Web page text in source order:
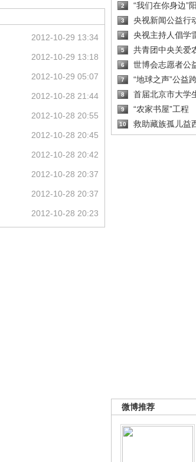
2 “我们在你身边”
3 央视新闻公益
4 央视主持人倡学
5 共青团中央关爱
6 世博会志愿者公
7 “地球之声”公益
8 首届北京市大学
9 “农家书屋”工程
10 救助藏族孤儿益
微博推荐
2012-10-29 13:34
2012-10-29 13:18
2012-10-29 05:07
2012-10-28 21:44
2012-10-28 20:55
2012-10-28 20:45
2012-10-28 20:42
2012-10-28 20:37
2012-10-28 20:37
2012-10-28 20:23